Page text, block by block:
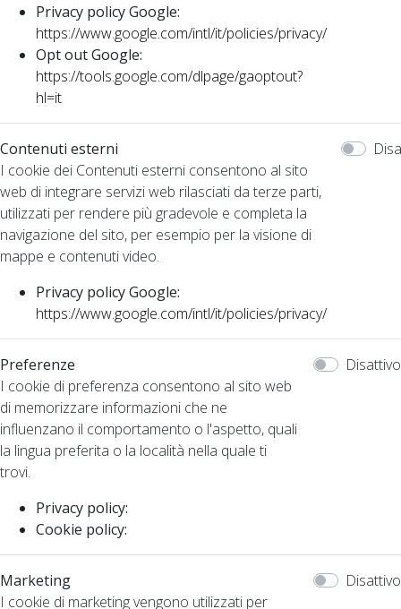
Privacy policy Google:
https://www.google.com/intl/it/policies/privacy/
Opt out Google:
https://tools.google.com/dlpage/gaoptout?
hl=it
Contenuti esterni
I cookie dei Contenuti esterni consentono al sito
web di integrare servizi web rilasciati da terze parti,
utilizzati per rendere più gradevole e completa la
navigazione del sito, per esempio per la visione di
mappe e contenuti video.
Privacy policy Google:
https://www.google.com/intl/it/policies/privacy/
Preferenze
I cookie di preferenza consentono al sito web
di memorizzare informazioni che ne
influenzano il comportamento o l'aspetto, quali
la lingua preferita o la località nella quale ti
trovi.
Privacy policy:
Cookie policy:
Disattivo
Marketing
I cookie di marketing vengono utilizzati per
Disattivo